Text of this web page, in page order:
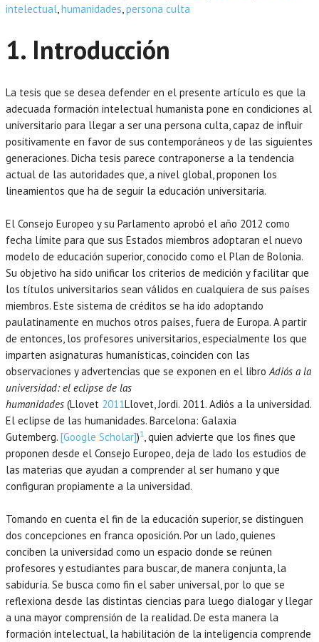
intelectual,humanidades,persona culta
1. Introducción
La tesis que se desea defender en el presente artículo es que la
adecuada formación intelectual humanista pone en condiciones al
universitario para llegar a ser una persona culta, capaz de influir
positivamente en favor de sus contemporáneos y de las siguientes
generaciones. Dicha tesis parece contraponerse a la tendencia
actual de las autoridades que, a nivel global, proponen los
lineamientos que ha de seguir la educación universitaria.
El Consejo Europeo y su Parlamento aprobó el año 2012 como
fecha límite para que sus Estados miembros adoptaran el nuevo
modelo de educación superior, conocido como el Plan de Bolonia.
Su objetivo ha sido unificar los criterios de medición y facilitar que
los títulos universitarios sean válidos en cualquiera de sus países
miembros. Este sistema de créditos se ha ido adoptando
paulatinamente en muchos otros países, fuera de Europa. A partir
de entonces, los profesores universitarios, especialmente los que
imparten asignaturas humanísticas, coinciden con las
observaciones y advertencias que se exponen en el libroAdiós a la
universidad: el eclipse de las
humanidades (Llovet 2011Llovet,Jordi. 2011. Adiós a la universidad.
El eclipse de las humanidades. Barcelona: Galaxia
Gutemberg. [Google Scholar])1, quien advierte que los fines que
proponen desde el Consejo Europeo, deja de lado los estudios de
las materias que ayudan a comprender al ser humano y que
configuran propiamente a la universidad.
Tomando en cuenta el fin de la educación superior, se distinguen
dos concepciones en franca oposición. Por un lado, quienes
conciben la universidad como un espacio donde se reúnen
profesores y estudiantes para buscar, de manera conjunta, la
sabiduría. Se busca como fin el saber universal, por lo que se
reflexiona desde las distintas ciencias para luego dialogar y llegar
a una mayor comprensión de la realidad. De esta manera la
formación intelectual, la habilitación de la inteligencia comprende